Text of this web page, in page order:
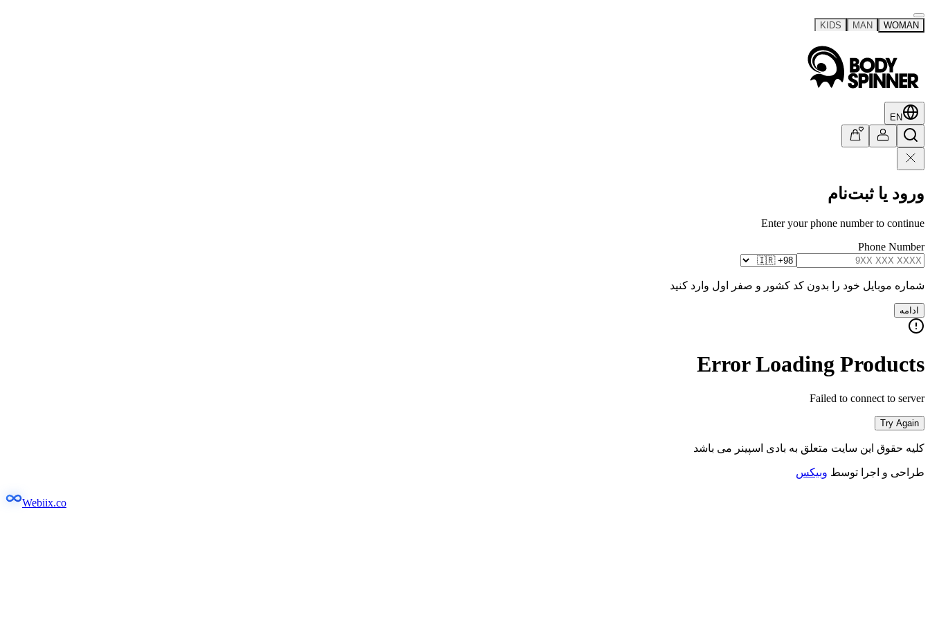
WOMAN
MAN
KIDS
EN
ورود یا ثبت‌نام
Enter your phone number to continue
Phone Number
شماره موبایل خود را بدون کد کشور و صفر اول وارد کنید
ادامه
Error Loading Products
Failed to connect to server
Try Again
کلیه حقوق این سایت متعلق به بادی اسپینر می باشد
طراحی و اجرا توسط وبیکس
Webiix.co